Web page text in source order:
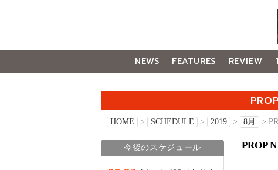
NEWS FEATURES REVIEW
HOME > SCHEDULE > 2019 > 8月 >
PROP
今後のスケジュール